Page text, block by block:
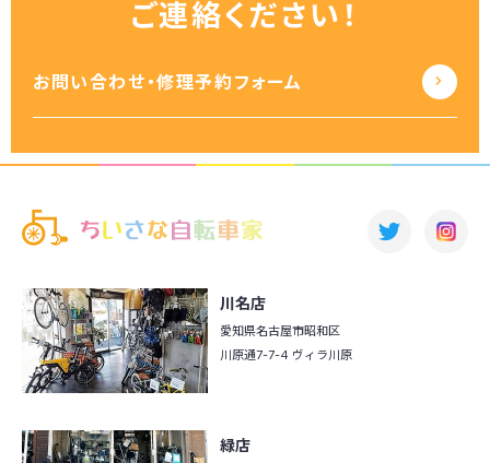
ご連絡ください！
お問い合わせ・修理予約フォーム
川名店
愛知県名古屋市昭和区
川原通7-7-4 ヴィラ川原
緑店